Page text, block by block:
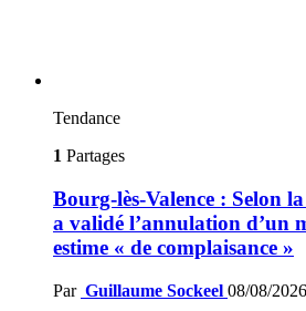
Tendance
1 Partages
Bourg-lès-Valence : Selon
a validé l’annulation d’un
estime « de complaisance »
Par Guillaume Sockeel 08/08/